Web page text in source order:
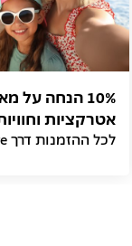
10% הנחה על
אטרקציות
לכל ההזמנות דרך MAX Adventure